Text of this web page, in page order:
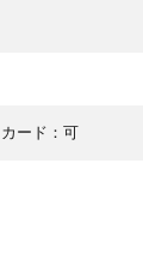
カード：可